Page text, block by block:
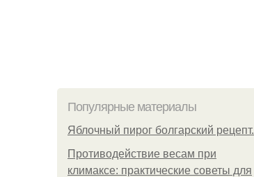
Популярные материалы
Яблочный пирог болгарский рецепт.
Противодействие весам при
климаксе: практические советы для